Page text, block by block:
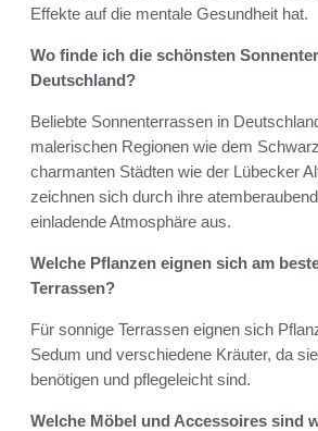
Effekte auf die mentale Gesundheit hat.
Wo finde ich die schönsten
Deutschland?
Beliebte Sonnenterrassen in
malerischen Regionen wie dem
charmanten Städten wie der Lübecker
zeichnen sich durch ihre
einladende Atmosphäre aus.
Welche Pflanzen eignen sich am
Terrassen?
Für sonnige Terrassen eignen sich
Sedum und verschiedene Kräuter, da
benötigen und pflegeleicht sind.
Welche Möbel und Accessoires sind